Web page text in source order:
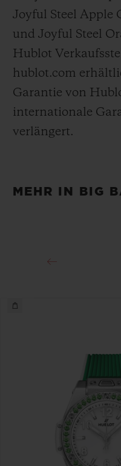
Joyful Steel Apple
und Joyful Steel
Hublot
hublot.com
Garantie von
internationale
verlängert.
MEHR IN BIG